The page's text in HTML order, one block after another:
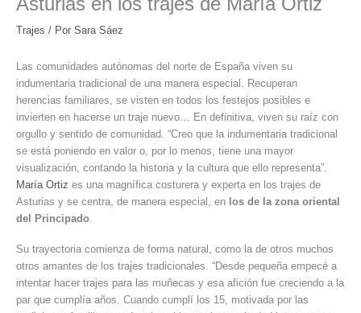
Trajes / Por Sara Sáez
Las comunidades autónomas del norte de España viven su
indumentaria tradicional de una manera especial. Recuperan
herencias familiares, se visten en todos los festejos posibles e
invierten en hacerse un traje nuevo… En definitiva, viven su raíz con
orgullo y sentido de comunidad. “Creo que la indumentaria tradicional
se está poniendo en valor o, por lo menos, tiene una mayor
visualización, contando la historia y la cultura que ello representa”.
María Ortiz es una magnífica costurera y experta en los trajes de
Asturias y se centra, de manera especial, en los de la zona oriental
del Principado.
Su trayectoria comienza de forma natural, como la de otros muchos
otros amantes de los trajes tradicionales. “Desde pequeña empecé a
intentar hacer trajes para las muñecas y esa afición fue creciendo a la
par que cumplía años. Cuando cumplí los 15, motivada por las